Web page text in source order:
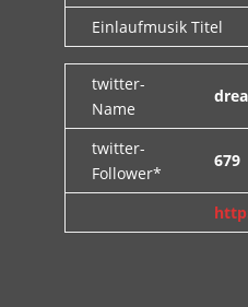
Einlaufmusik Titel
twitter-
Name
twitter-
Follower*
679